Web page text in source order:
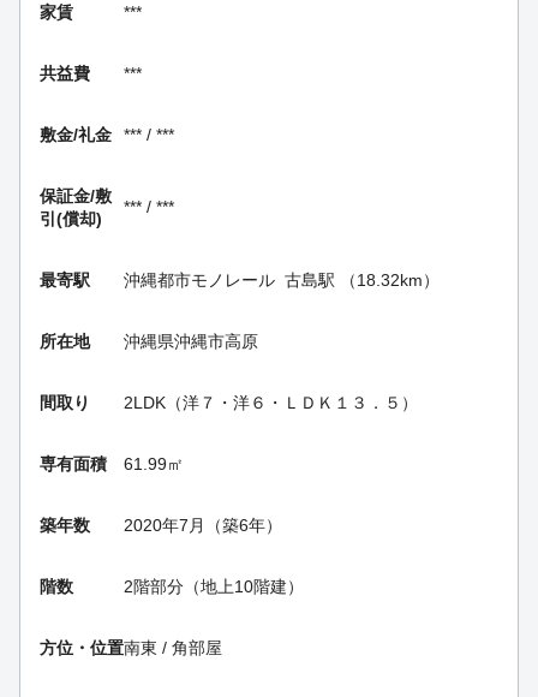
家賃 ***
共益費 ***
敷金/礼金 *** / ***
保証金/敷
引(償却)
*** / ***
最寄駅 沖縄都市モノレール 古島駅 （18.32km）
所在地 沖縄県沖縄市高原
間取り 2LDK（洋７・洋６・ＬＤＫ１３．５）
専有面積 61.99㎡
築年数 2020年7月（築6年）
階数 2階部分（地上10階建）
方位・位置南東 / 角部屋